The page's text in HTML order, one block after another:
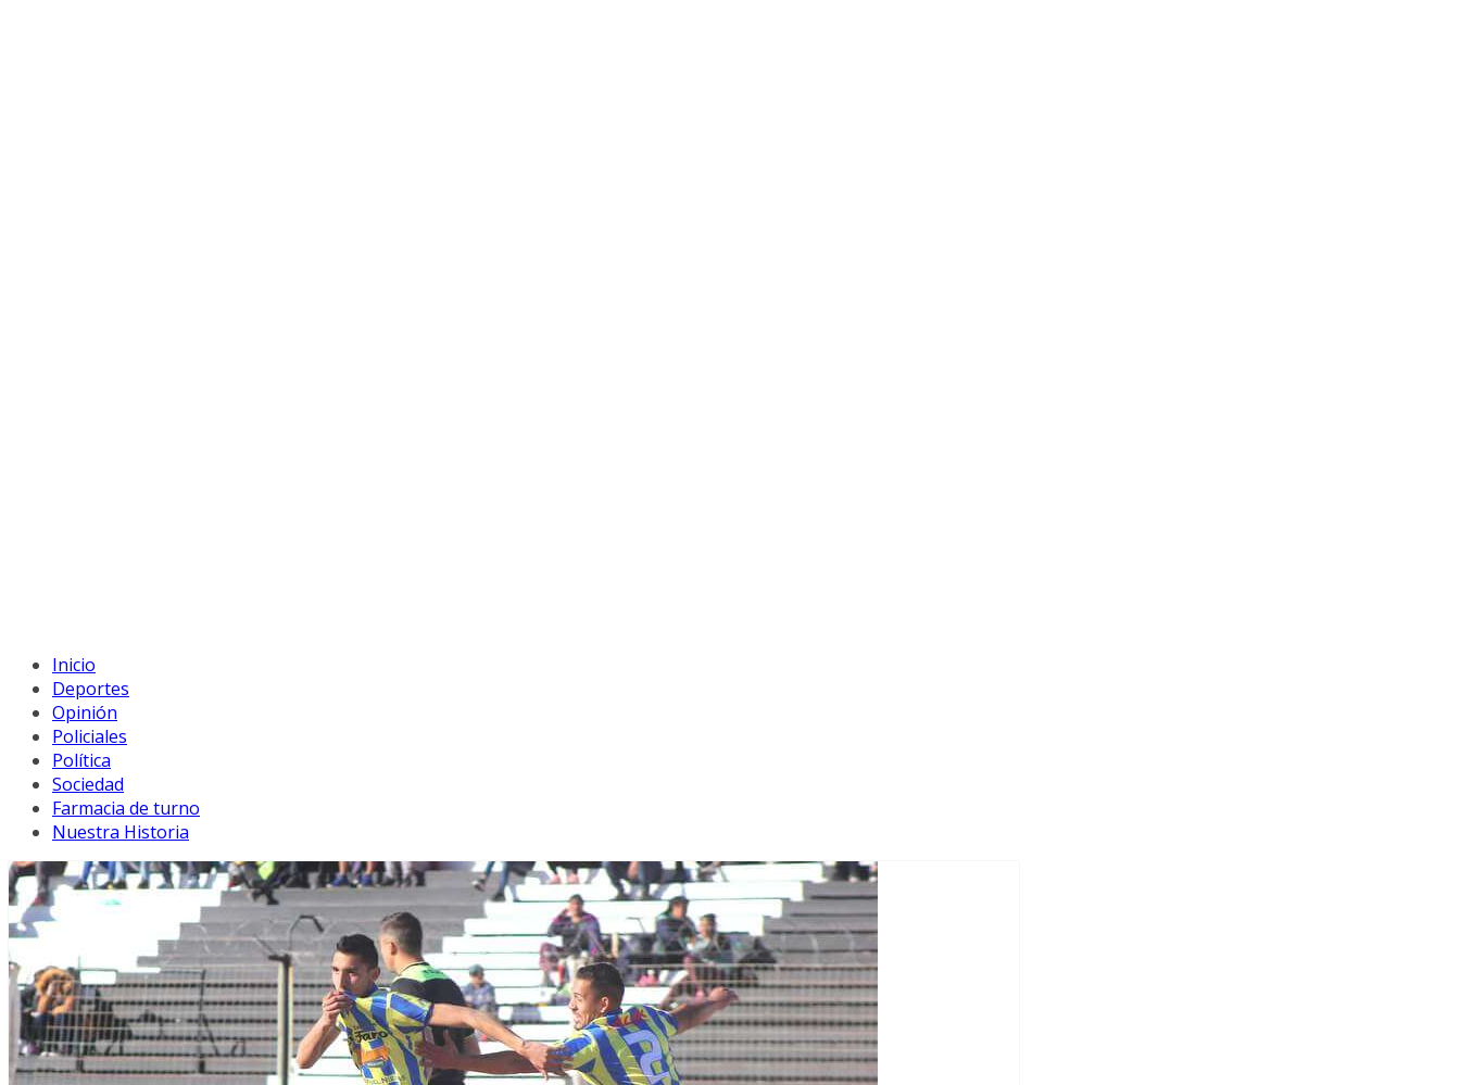
Inicio
Deportes
Opinión
Policiales
Política
Sociedad
Farmacia de turno
Nuestra Historia